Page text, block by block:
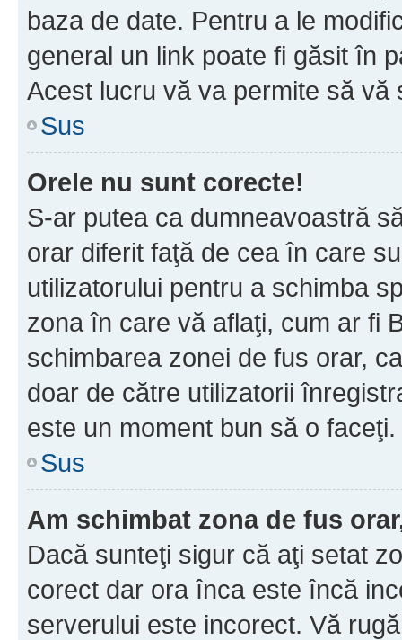
baza de date. Pentru a le
general un link poate fi găsit în
Acest lucru vă va permite să vă
Sus
Orele nu sunt corecte!
S-ar putea ca dumneavoastră
orar diferit faţă de cea în care
utilizatorului pentru a schimba
zona în care vă aflaţi, cum ar fi
schimbarea zonei de fus orar,
doar de către utilizatorii
este un moment bun să o faceţi.
Sus
Am schimbat zona de fus
Dacă sunteţi sigur că aţi setat
corect dar ora înca este încă
serverului este incorect. Vă